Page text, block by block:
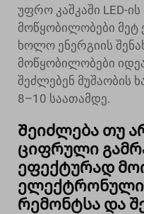
უფრო კაშკაში LED-ის
მოწყობილობები მეტ
ხოლო ენერგიის
მოწყობილობები
შეძლებენ მუშაობის
8–10 საათამდე.
Შეიძლება თუ
ციფრული
ეფექტურად
ელექტრონული
რემონტსა და